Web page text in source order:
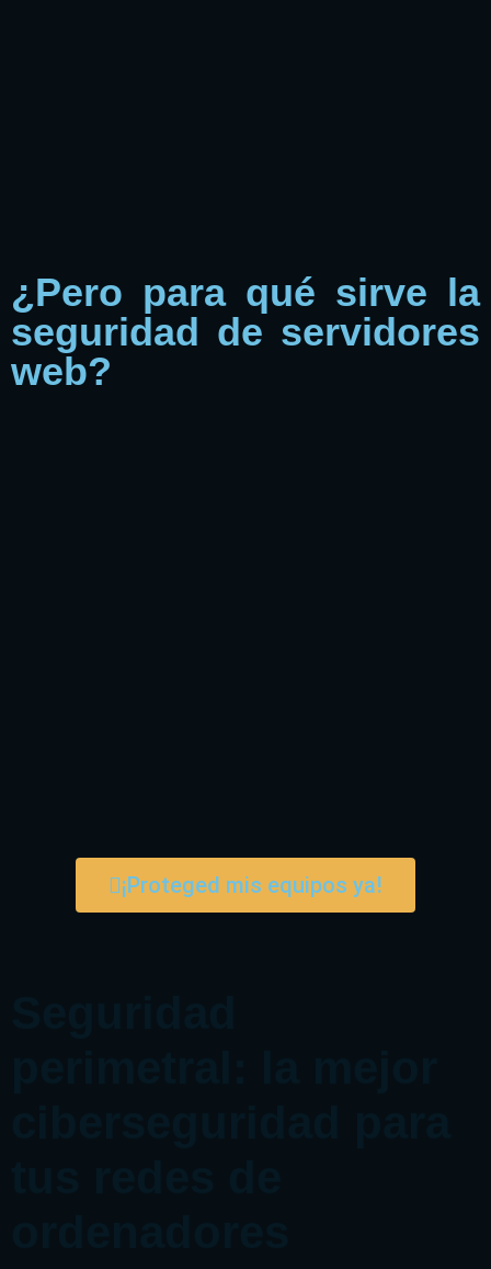
¿Pero para qué sirve la
seguridad de servidores
web?
¡Proteged mis equipos ya!